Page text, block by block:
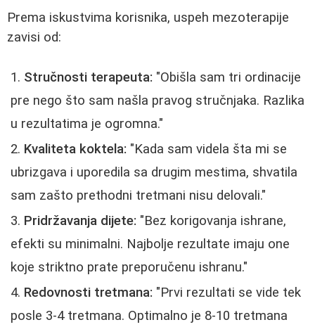
Prema iskustvima korisnika, uspeh mezoterapije
zavisi od:
Stručnosti terapeuta: "Obišla sam tri ordinacije
pre nego što sam našla pravog stručnjaka. Razlika
u rezultatima je ogromna."
Kvaliteta koktela: "Kada sam videla šta mi se
ubrizgava i uporedila sa drugim mestima, shvatila
sam zašto prethodni tretmani nisu delovali."
Pridržavanja dijete: "Bez korigovanja ishrane,
efekti su minimalni. Najbolje rezultate imaju one
koje striktno prate preporučenu ishranu."
Redovnosti tretmana: "Prvi rezultati se vide tek
posle 3-4 tretmana. Optimalno je 8-10 tretmana